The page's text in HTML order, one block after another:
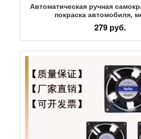
Автоматическая ручная
покраска автомобиля,
антикоррозийных стен, черно-
дерева специальной краской
279 руб.